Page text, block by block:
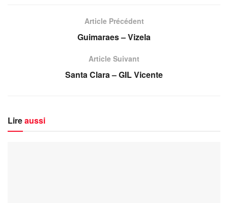
Article Précédent
Guimaraes – Vizela
Article Suivant
Santa Clara – GIL Vicente
Lireaussi